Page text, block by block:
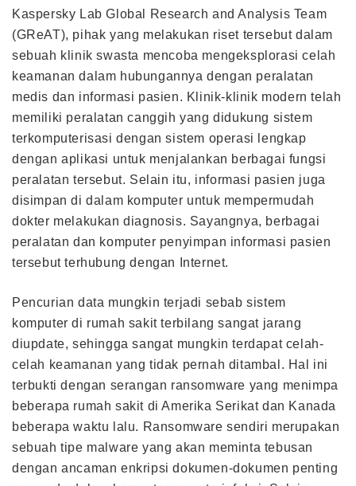
Kaspersky Lab Global Research and Analysis Team
(GReAT), pihak yang melakukan riset tersebut dalam
sebuah klinik swasta mencoba mengeksplorasi celah
keamanan dalam hubungannya dengan peralatan
medis dan informasi pasien. Klinik-klinik modern telah
memiliki peralatan canggih yang didukung sistem
terkomputerisasi dengan sistem operasi lengkap
dengan aplikasi untuk menjalankan berbagai fungsi
peralatan tersebut. Selain itu, informasi pasien juga
disimpan di dalam komputer untuk mempermudah
dokter melakukan diagnosis. Sayangnya, berbagai
peralatan dan komputer penyimpan informasi pasien
tersebut terhubung dengan Internet.
Pencurian data mungkin terjadi sebab sistem
komputer di rumah sakit terbilang sangat jarang
diupdate, sehingga sangat mungkin terdapat celah-
celah keamanan yang tidak pernah ditambal. Hal ini
terbukti dengan serangan ransomware yang menimpa
beberapa rumah sakit di Amerika Serikat dan Kanada
beberapa waktu lalu. Ransomware sendiri merupakan
sebuah tipe malware yang akan meminta tebusan
dengan ancaman enkripsi dokumen-dokumen penting